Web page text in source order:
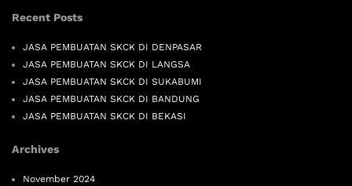
Recent Posts
JASA PEMBUATAN SKCK DI DENPASAR
JASA PEMBUATAN SKCK DI LANGSA
JASA PEMBUATAN SKCK DI SUKABUMI
JASA PEMBUATAN SKCK DI BANDUNG
JASA PEMBUATAN SKCK DI BEKASI
Archives
November 2024